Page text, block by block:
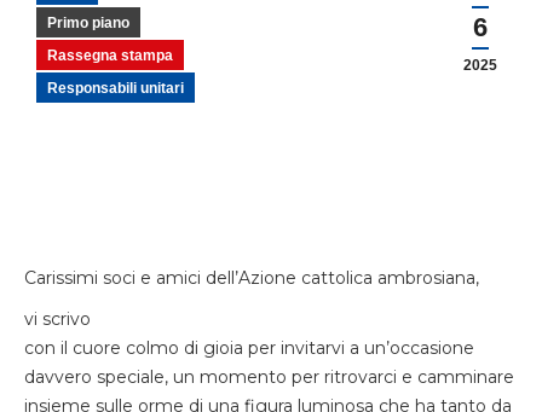
6
2025
Primo piano
Rassegna stampa
Responsabili unitari
Carissimi soci e amici dell’Azione cattolica ambrosiana,
vi scrivo
con il cuore colmo di gioia per invitarvi a un’occasione
davvero speciale, un momento per ritrovarci e camminare
insieme sulle orme di una figura luminosa che ha tanto da